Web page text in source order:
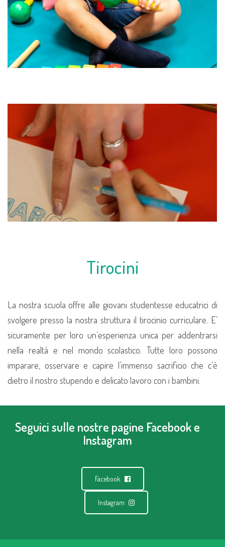
Tirocini
La nostra scuola offre alle giovani studentesse educatrici di
svolgere presso la nostra struttura il tirocinio curriculare. E’
sicuramente per loro un’esperienza unica per addentrarsi
nella realtà e nel mondo scolastico. Tutte loro possono
imparare, osservare e capire l’immenso sacrificio che c’è
dietro il nostro stupendo e delicato lavoro con i bambini.
Seguici sulle nostre pagine Facebook e
Instagram
Facebook
Instagram